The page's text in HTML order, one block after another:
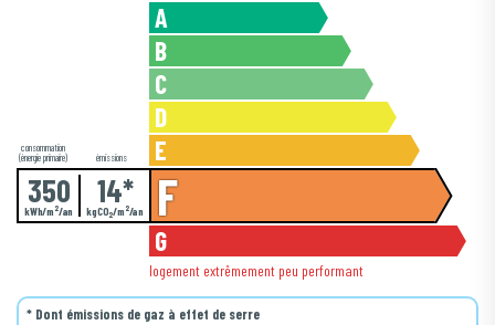
A
B
C
D
E
consommation
(énergie primaire)
350
kWh/m 2/an
émissions
14*
kgCO2/m 2/an F
G
logement extrêmement peu performant
* Dont émissions de gaz à effet de serre